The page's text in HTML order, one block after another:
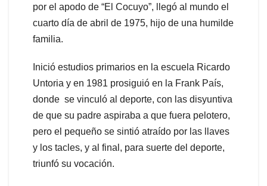
por el apodo de “El Cocuyo”, llegó al mundo el
cuarto día de abril de 1975, hijo de una humilde
familia.
Inició estudios primarios en la escuela Ricardo
Untoria y en 1981 prosiguió en la Frank País,
donde se vinculó al deporte, con las disyuntiva
de que su padre aspiraba a que fuera pelotero,
pero el pequeño se sintió atraído por las llaves
y los tacles, y al final, para suerte del deporte,
triunfó su vocación.